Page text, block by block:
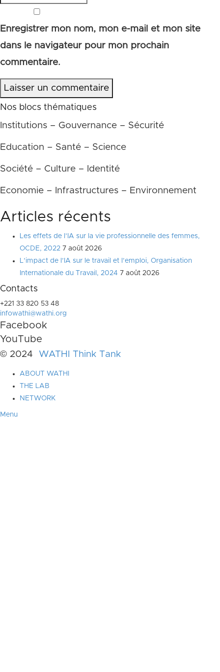
Enregistrer mon nom, mon e-mail et mon site
dans le navigateur pour mon prochain
commentaire.
Laisser un commentaire
Nos blocs thématiques
Institutions – Gouvernance – Sécurité
Education – Santé – Science
Société – Culture – Identité
Economie – Infrastructures – Environnement
Articles récents
Les effets de l’IA sur la vie professionnelle des femmes,
OCDE, 2022 7 août 2026
L’impact de l’IA sur le travail et l’emploi, Organisation
Internationale du Travail, 2024 7 août 2026
Contacts
+221 33 820 53 48
infowathi@wathi.org
Facebook
YouTube
© 2024 WATHI Think Tank
ABOUT WATHI
THE LAB
NETWORK
Menu